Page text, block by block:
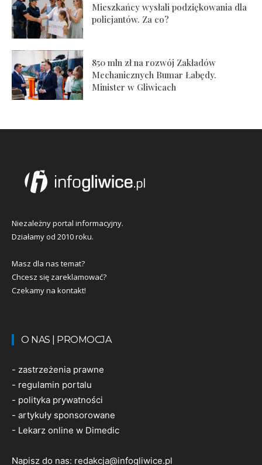
Mieszkańcy wysłali podziękowania dla
policjantów. Za co?
850 mln zł na rozwój Zakładów
Mechanicznych Bumar Łabędy.
Minister w Gliwicach
Niezależny portal informacyjny.
Działamy od 2010 roku.
Masz dla nas temat?
Chcesz się zareklamować?
Czekamy na kontakt!
O NAS | PROMOCJA
- zastrzeżenia prawne
- regulamin portalu
- polityka prywatności
- artykuły sponsorowane
- Lekarz online w Dimedic
Napisz do nas: redakcja@infogliwice.pl